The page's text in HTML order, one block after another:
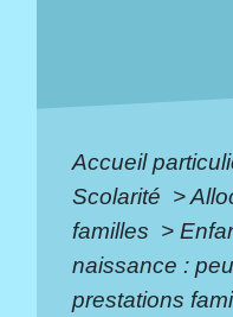
Accueil
Scolarité >
familles >
naissance :
prestations